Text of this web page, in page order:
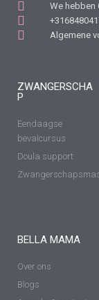
We hebben
Algemene
ZWANGERSCHA
P
Eendaagse
bevalcursus
Doula support
BELLA MAMA
Over ons
Blogs